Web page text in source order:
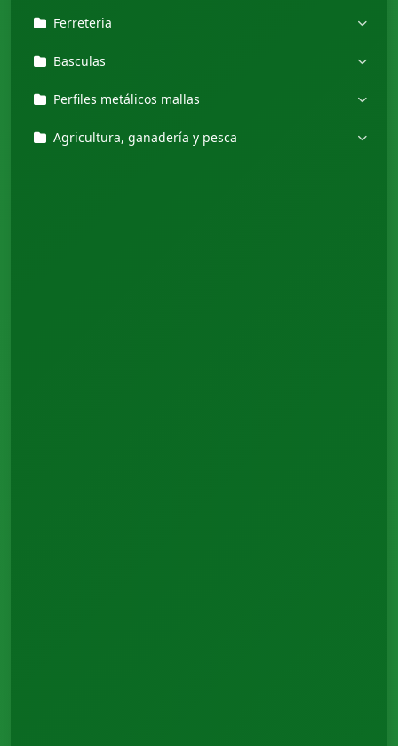
Ferreteria
Basculas
Perfiles metálicos mallas
Agricultura, ganadería y pesca